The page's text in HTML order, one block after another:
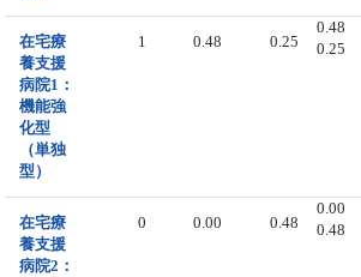
在宅療
養支援
病院1：
機能強
化型
（単独
型）
1 0.48 0.25
0.48
0.25
在宅療
養支援
病院2：
0 0.00 0.48
0.00
0.48